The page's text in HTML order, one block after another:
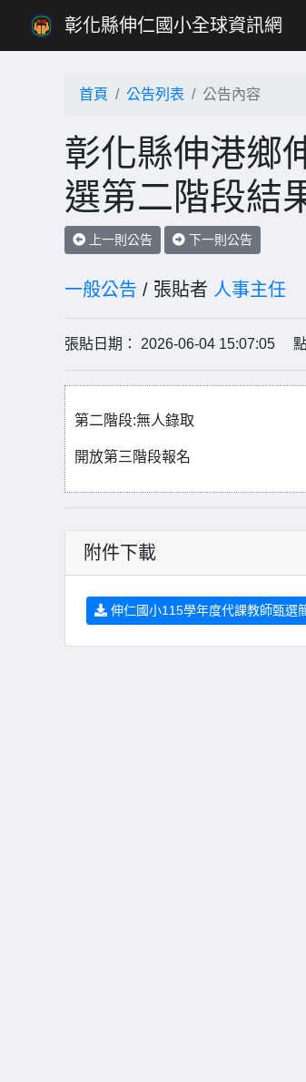
彰化縣伸仁國小全球資訊網
首頁 公告列表 公告內容
彰化縣伸港鄉
選第二階段結
上一則公告 下一則公告
一般公告 / 張貼者 人事主任
張貼日期： 2026-06-04 15:07:05 點
第二階段:無人錄取
開放第三階段報名
附件下載
伸仁國小115學年度代課教師甄選